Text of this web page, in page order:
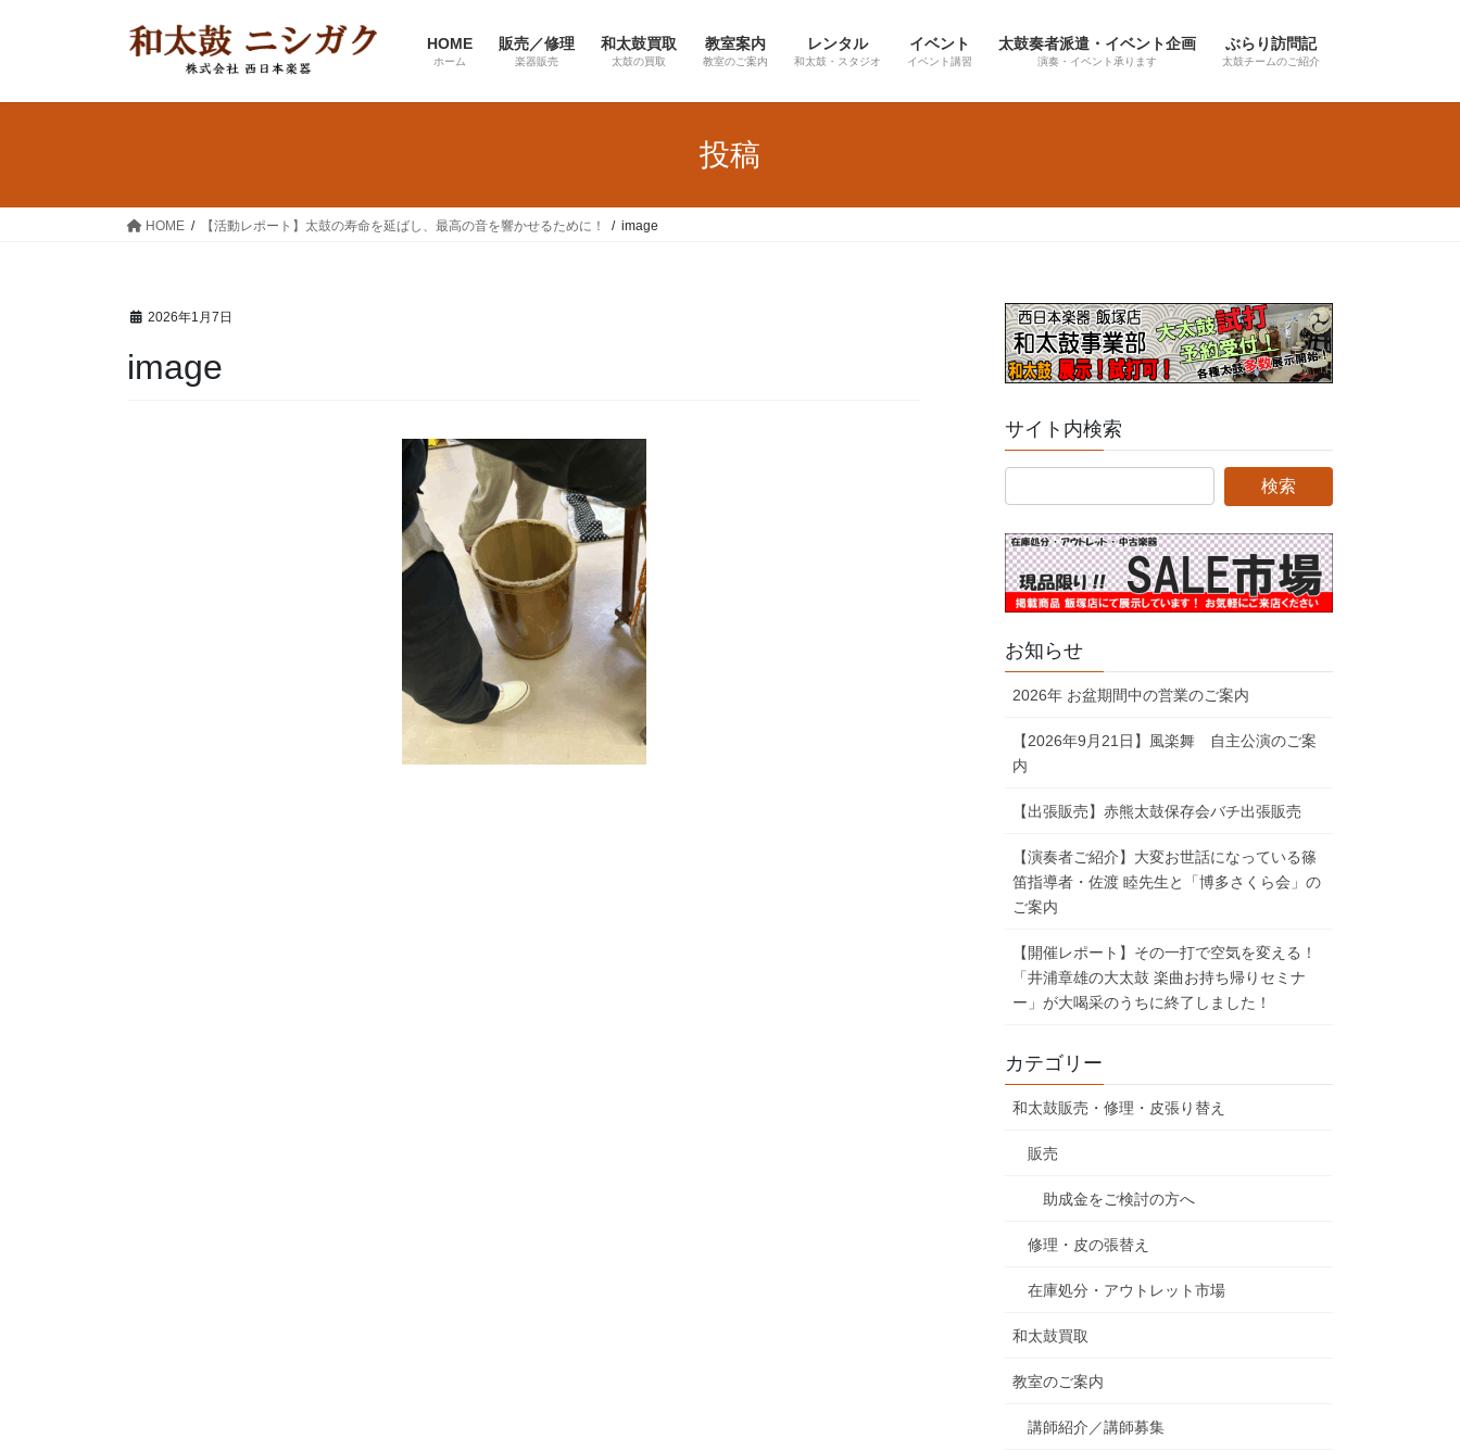
HOME
ホーム
販売／修理
楽器販売
和太鼓買取
太鼓の買取
教室案内
教室のご案内
レンタル
和太鼓・スタジオ
イベント
イベント講習
太鼓奏者派遣・イベント企画
演奏・イベント承ります
ぶらり訪問記
太鼓チームのご紹介
投稿
HOME 【活動レポート】太鼓の寿命を延ばし、最高の音を響かせるために！ image
2026年1月7日
image
サイト内検索
お知らせ
2026年 お盆期間中の営業のご案内
【2026年9月21日】風楽舞 自主公演のご案
内
【出張販売】赤熊太鼓保存会バチ出張販売
【演奏者ご紹介】大変お世話になっている篠
笛指導者・佐渡 睦先生と「博多さくら会」の
ご案内
【開催レポート】その一打で空気を変える！
「井浦章雄の大太鼓 楽曲お持ち帰りセミナ
ー」が大喝采のうちに終了しました！
カテゴリー
和太鼓販売・修理・皮張り替え
販売
助成金をご検討の方へ
修理・皮の張替え
在庫処分・アウトレット市場
和太鼓買取
教室のご案内
講師紹介／講師募集